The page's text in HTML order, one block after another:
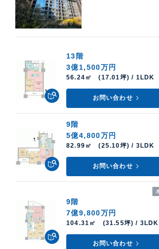
13階
3億1,500万円
56.24㎡ (17.01坪) / 1LDK
お問い合わせ
9階
5億4,800万円
82.99㎡ (25.10坪) / 3LDK
お問い合わせ
9階
7億9,800万円
104.31㎡ (31.55坪) / 3LDK
お問い合わせ